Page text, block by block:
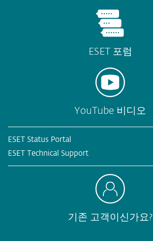
ESET 포럼
YouTube 비디오
ESET Status Portal
ESET Technical Support
기존 고객이신가요?